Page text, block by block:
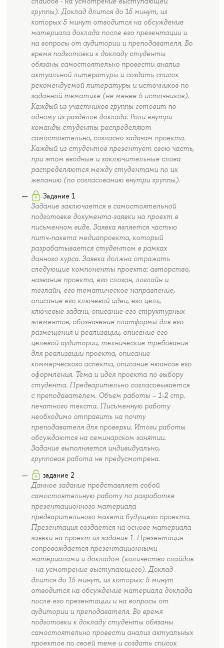
группы). Доклад длится до 15 минут, из
которых 5 минут отводится на обсуждение
материала доклада после его презентации и
на вопросы от аудитории и преподавателя. Во
время подготовки к докладу студенты
обязаны самостоятельно провести анализ
актуальной литературы и создать список
рекомендуемой литературы и источников по
заданной тематике (не менее 5 источников).
Каждый из участников группы готовит по
одному из разделов доклада. Роли внутри
команды студенты распределяют
самостоятельно, согласно задачам проекта.
Каждый из студентов презентует свою часть,
при этом вводные и заключительные слова
распределяются между студентами по их
желанию (по согласованию внутри группы).
Задание 1
Задание заключается в самостоятельной
подготовке документа-заявки на проект в
письменном виде. Заявка является частью
питч-пакета медиапроекта, который
разрабатывается студентом в рамках
данного курса. Заявка должна отражать
следующие компоненты проекта: авторство,
название проекта, его слоган, логлайн и
теглайн, его тематическое направление,
описание его ключевой идеи, его цель,
ключевые задачи, описание его структурных
элементов, обозначение платформы для его
размещения и реализации, описание его
целевой аудитории, технические требования
для реализации проекта, описание
коммерческого аспекта, описание нюансов его
оформления. Тема и идея проекта по выбору
студента. Предварительно согласовывается
с преподавателем. Объем работы – 1-2 стр.
печатного текста. Письменную работу
необходимо отправить на почту
преподавателя для проверки. Итоги работы
обсуждаются на семинарском занятии.
Задание выполняется индивидуально,
групповая работа не предусмотрена.
задание 2
Данное задание представляет собой
самостоятельную работу по разработке
презентационного материала
предварительного макета будущего проекта.
Презентация создается на основе материала
заявки на проект из задания 1. Презентация
сопровождается презентационными
материалами и докладом (количество слайдов
- на усмотрение выступающего). Доклад
длится до 15 минут, из которых: 5 минут
отводится на обсуждение материала доклада
после его презентации и на вопросы от
аудитории и преподавателя. Во время
подготовки к докладу студенты обязаны
самостоятельно провести анализ актуальных
проектов по своей теме и создать список